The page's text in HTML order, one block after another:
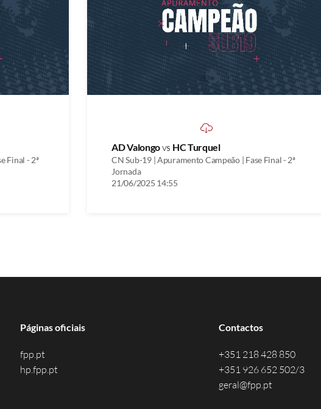
Final - 2ª
AD Valongovs HC Turquel
CN Sub-19 | Apuramento Campeão | Fase Final - 2ª
Jornada
21/06/2025 14:55
Páginas oficiais
fpp.pt
hp.fpp.pt
Contactos
+351 218 428 850
+351 926 652 502/3
geral@fpp.pt